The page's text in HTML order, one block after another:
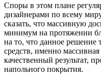
Споры в этом плане
дизайнерами по всему
сказать, что массивную
минимум на протяжении
на то, что данное решение
средств, именно
качественный результат,
напольного покрытия.